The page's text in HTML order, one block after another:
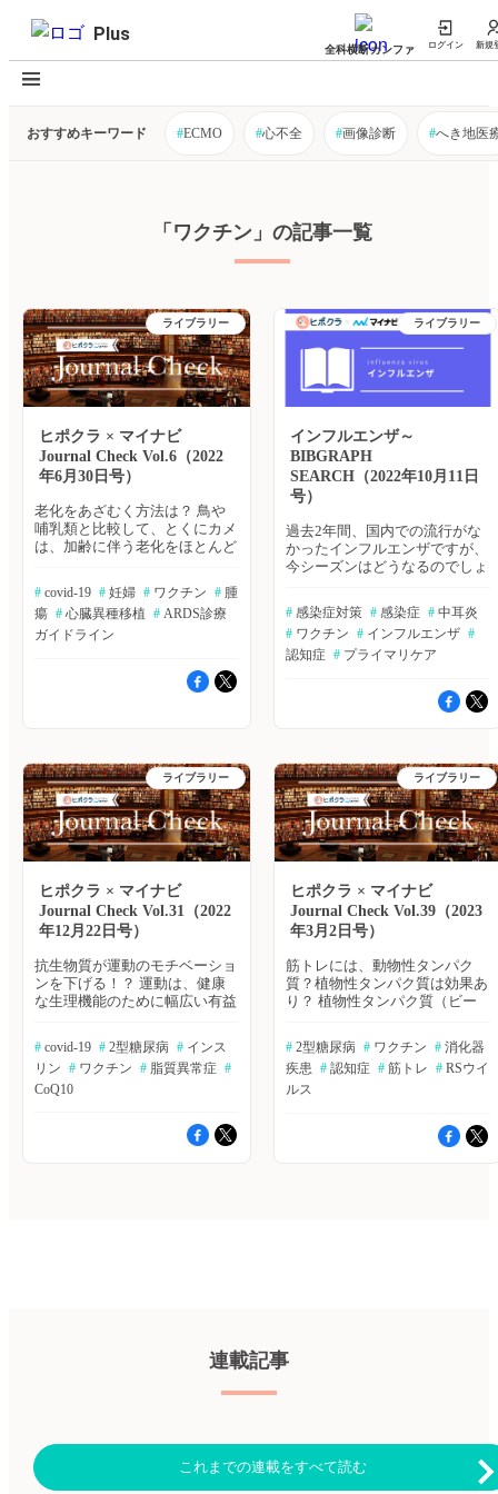
Plus
全科横断カンファ ログイン 新規
おすすめキーワード #ECMO #心不全 #画像診断 #へき地医
「ワクチン」の記事一覧
ライブラリー
ヒポクラ × マイナビ
Journal Check Vol.6（2022
年6月30日号）
老化をあざむく方法は？ 鳥や
哺乳類と比較して、とくにカメ
は、加齢に伴う老化をほとんど
てよく知られています。老化の
進行を理解するため、非鳥類爬
虫類と両生類の107個体群（77
種）のデータを用いた、野生の
寿命に関する研究が実施され
た。Science誌2022年6月24日の
脈動脈の体外式膜型人工肺
（ECMO）に依存し、従来の同
種移植片を含む標準的な治療法
の候補ではなかった非虚血性心
筋症の57歳の男性に、ブタの心
臓を移植した。New Engrand
Journal of Medicine誌オンライ
ン版2022年6月22日の報告。
≫Bibgraphで続きを読む 妊婦の
ワクチン接種は、乳児のCovid-
19による入院のリスクを下げる
か 生後6ヵ月未満の乳児は、
Covid-19の合併症のリスクが高
いにもかかわらず、予防接種の
対象ではない。母体のCovid-19
抗体の経胎盤移行が、乳児の
Covid-19保護効果に及ぼす影響
について調査が行われた。New
Engrand Journal of Medicine誌オ
告。 ≫Bibgraphで続きを読む
アメリカの人種間によるがん治
Clinicians誌オンライン版2022
年6月23日の報告。 ≫Bibgraph
ライン2021改訂のポイント 日
同で作成した「ARDS診療ガイ
ドライン2021」。本ガイドライ
ンでは、世界で初めて小児
# covid-19 # 妊婦 # ワクチン # 腫
瘍 # 心臓異種移植 # ARDS診療
ガイドライン
ライブラリー
インフルエンザ～
BIBGRAPH
SEARCH（2022年10月11日
号）
過去2年間、国内での流行がな
かったインフルエンザですが、
今シーズンはどうなるのでしょ
言においても「2022-2023年シ
ーズンは、インフルエンザの流
行の可能性が大きい」とされて
います。そこで今回は、インフ
ンフルエンザ流行による日本の
医療リソース利用状況やワクチ
をご紹介します。（エクスメデ
ィオ 鷹野 敦夫） 『BIBGRAPH
SEARCH』では、エクスメディ
オが提供する文献検索サービス
「Bibgraph」より、注目キーワ
ードで検索された最新論文をま
本人高齢者の季節性インフルエ
ンザによる医療リソース利用は
どの程度か～レトロスペクティ
ブ研究 Hagiwara Y, et al. PLoS
One. 2022; 17: e0272795.
≫Bibgraphを読む インフルエ
ンザワクチン接種を繰り返すと
その効果が薄れるのか～メタ分
Respir Med. 2022 Sep 21. [Online
ahead of print] ≫Bibgraphを読
む プライマリケア医がインフ
ルエンザワクチン接種患者を増
Patel MS, et al. Am J Health
Glob Antimicrob Resist. 2022 Oct
1. [Online ahead of print]
関の方々へ） 知見共有へ アン
ケート：ご意見箱 ※新規会員
# 感染症対策 # 感染症 # 中耳炎
# ワクチン # インフルエンザ #
認知症 # プライマリケア
ライブラリー
ヒポクラ × マイナビ
Journal Check Vol.31（2022
年12月22日号）
抗生物質が運動のモチベーショ
ンを下げる！？ 運動は、健康
な生理機能のために幅広い有益
チベーションを制御するメカニ
ズムはよくわかっていない。
我々は、身体活動中のドーパミ
ンシグナル伝達を増強すること
向上させるマウスの腸脳接続の
発見について報告する。Nature
は肥満者を対象に、週1回セマ
グルチド皮下投与のプラセボ対
照無作為化二重盲検並行群間比
2022年12月15日号の報告。 ≫
ヒポクラ論文検索で続きを読む
コエンザイムQ10は脂質異常症
# covid-19 # 2型糖尿病 # インス
リン # ワクチン # 脂質異常症 #
CoQ10
ライブラリー
ヒポクラ × マイナビ
Journal Check Vol.39（2023
年3月2日号）
筋トレには、動物性タンパク
質？植物性タンパク質は効果あ
り？ 植物性タンパク質（ビー
と同程度に、レジスタンストレ
ーニングによる骨格筋のリモデ
リングをサポートできるかどう
かは不明である。著者らは、健
にわたる週5日の筋トレと高タ
ンパク質（〜2g/kg/day）を雑
スト% 2」が長距離トレーニン
Science誌オンライン版2023年2
月23日号の報告。 ≫ヒポクラ
# 2型糖尿病 # ワクチン # 消化器
疾患 # 認知症 # 筋トレ # RSウイ
ルス
連載記事
これまでの連載をすべて読む